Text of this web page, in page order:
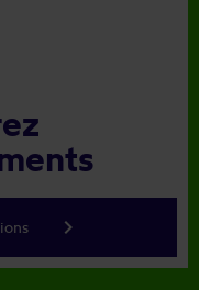
keyboard_arrow_right